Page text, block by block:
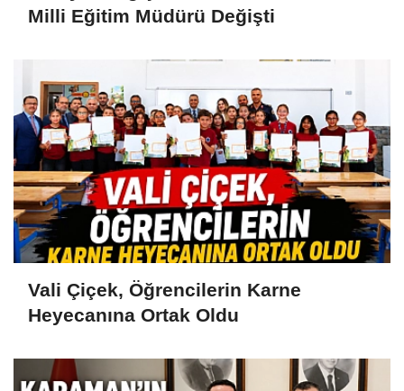
Milli Eğitim Müdürü Değişti
Vali Çiçek, Öğrencilerin Karne
Heyecanına Ortak Oldu